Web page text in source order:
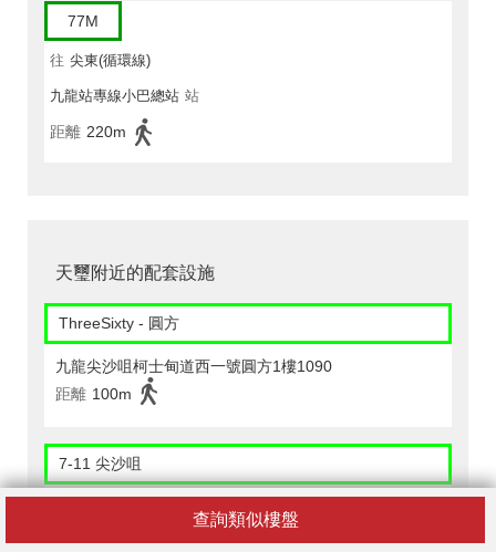
查詢類似樓盤
77M
往 尖東(循環線)
九龍站專線小巴總站 站
距離 220m
天璽附近的配套設施
ThreeSixty - 圓方
九龍尖沙咀柯士甸道西一號圓方1樓1090
距離 100m
7-11 尖沙咀
香港西九龍站售票大堂wek B1-1號舖